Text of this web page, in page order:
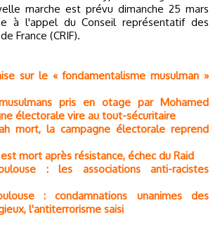
marche est prévu dimanche 25 mars
à l'appel du Conseil représentatif des
France (CRIF).
sur le « fondamentalisme musulman »
pris en otage par Mohamed
électorale vire au tout-sécuritaire
mort, la campagne électorale reprend
mort après résistance, échec du Raid
: les associations anti-racistes
: condamnations unanimes des
l'antiterrorisme saisi